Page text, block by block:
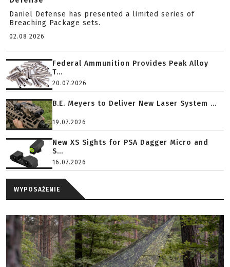
Daniel Defense has presented a limited series of
Breaching Package sets.
02.08.2026
Federal Ammunition Provides Peak Alloy
T...
20.07.2026
B.E. Meyers to Deliver New Laser System ...
19.07.2026
New XS Sights for PSA Dagger Micro and
S...
16.07.2026
WYPOSAŻENIE